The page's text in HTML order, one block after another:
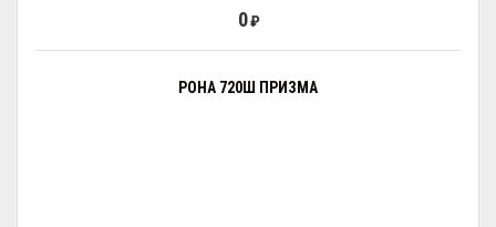
0₽
РОНА 720Ш ПРИЗМА